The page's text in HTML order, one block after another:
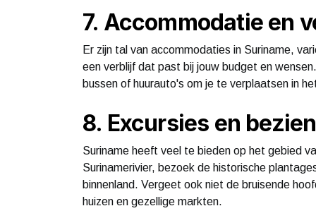
7. Accommodatie en
Er zijn tal van accommodaties in Suriname,
een verblijf dat past bij jouw budget en
bussen of huurauto's om je te verplaatsen in
8. Excursies en
Suriname heeft veel te bieden op het gebied
Surinamerivier, bezoek de historische
binnenland. Vergeet ook niet de bruisende
huizen en gezellige markten.